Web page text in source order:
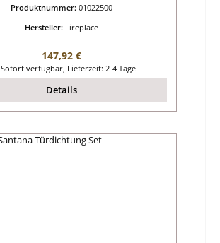
Produktnummer: 01022500
Hersteller: Fireplace
Regulärer Preis:
147,92 €
Sofort verfügbar, Lieferzeit: 2-4 Tage
Details